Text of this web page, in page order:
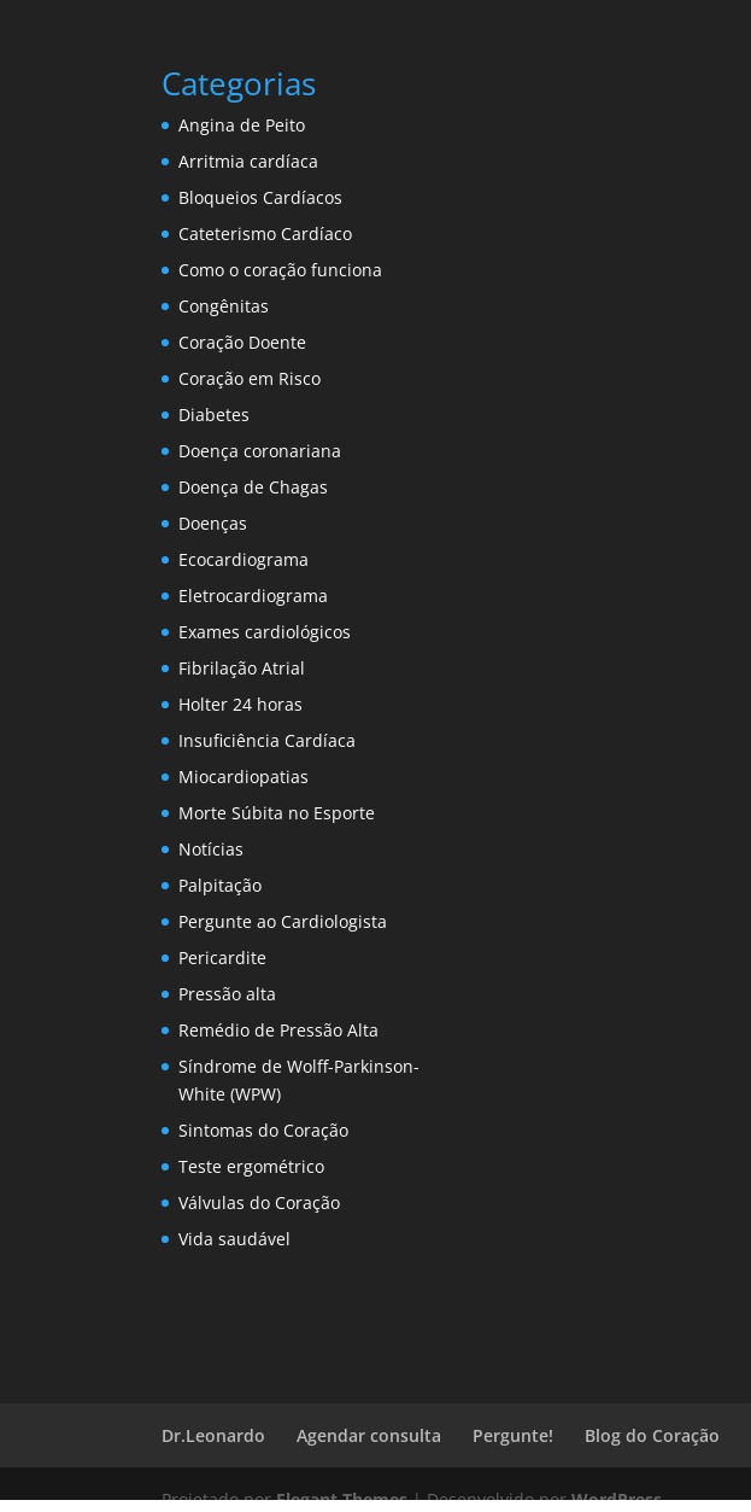
Categorias
Angina de Peito
Arritmia cardíaca
Bloqueios Cardíacos
Cateterismo Cardíaco
Como o coração funciona
Congênitas
Coração Doente
Coração em Risco
Diabetes
Doença coronariana
Doença de Chagas
Doenças
Ecocardiograma
Eletrocardiograma
Exames cardiológicos
Fibrilação Atrial
Holter 24 horas
Insuficiência Cardíaca
Miocardiopatias
Morte Súbita no Esporte
Notícias
Palpitação
Pergunte ao Cardiologista
Pericardite
Pressão alta
Remédio de Pressão Alta
Síndrome de Wolff-Parkinson-
White (WPW)
Sintomas do Coração
Teste ergométrico
Válvulas do Coração
Vida saudável
Dr.Leonardo Agendar consulta Pergunte! Blog do Coração
Projetado porElegant Themes| Desenvolvido porWordPress